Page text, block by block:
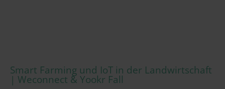
Smart Farming und IoT in der Landwirtschaft
| Weconnect & Yookr Fall